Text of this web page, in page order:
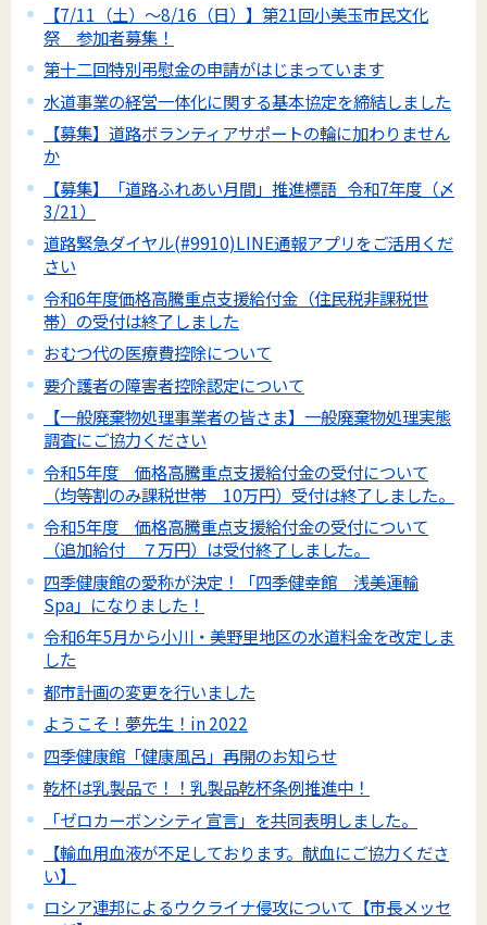
【7/11（土）～8/16（日）】第21回小美玉市民文化
祭 参加者募集！
第十二回特別弔慰金の申請がはじまっています
水道事業の経営一体化に関する基本協定を締結しました
【募集】道路ボランティアサポートの輪に加わりません
か
【募集】「道路ふれあい月間」推進標語_令和7年度（〆
3/21）
道路緊急ダイヤル(#9910)LINE通報アプリをご活用くだ
さい
令和6年度価格高騰重点支援給付金（住民税非課税世
帯）の受付は終了しました
おむつ代の医療費控除について
要介護者の障害者控除認定について
【一般廃棄物処理事業者の皆さま】一般廃棄物処理実態
調査にご協力ください
令和5年度 価格高騰重点支援給付金の受付について
（均等割のみ課税世帯 10万円）受付は終了しました。
令和5年度 価格高騰重点支援給付金の受付について
（追加給付 ７万円）は受付終了しました。
四季健康館の愛称が決定！「四季健幸館 浅美運輸
Spa」になりました！
令和6年5月から小川・美野里地区の水道料金を改定しま
した
都市計画の変更を行いました
ようこそ！夢先生！in 2022
四季健康館「健康風呂」再開のお知らせ
乾杯は乳製品で！！乳製品乾杯条例推進中！
「ゼロカーボンシティ宣言」を共同表明しました。
【輸血用血液が不足しております。献血にご協力くださ
い】
ロシア連邦によるウクライナ侵攻について【市長メッセ